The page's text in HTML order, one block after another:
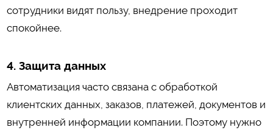
сотрудники видят пользу, внедрение проходит
спокойнее.
4. Защита данных
Автоматизация часто связана с обработкой
клиентских данных, заказов, платежей, документов и
внутренней информации компании. Поэтому нужно